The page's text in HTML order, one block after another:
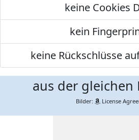
keine Cookies
kein
keine Rückschlüsse
aus der gleichen
Bilder: License